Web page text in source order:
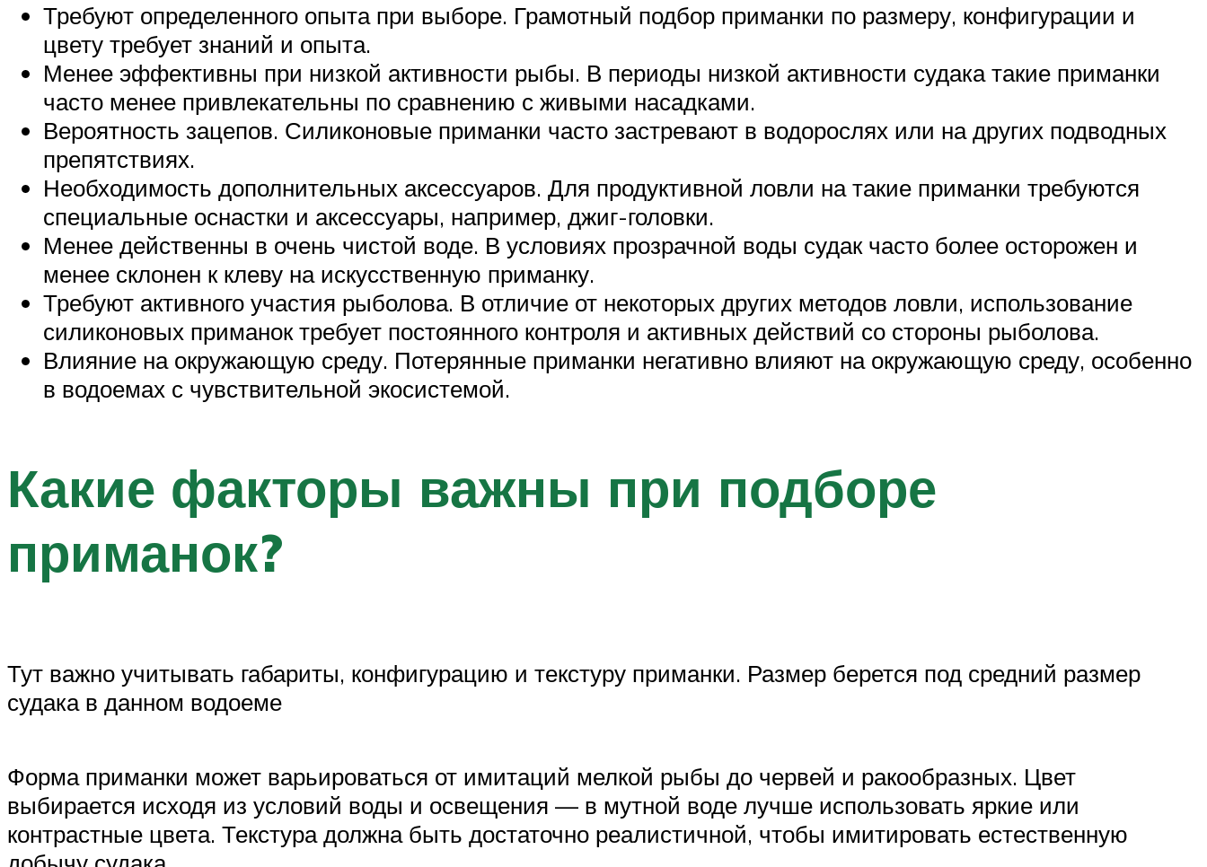
Требуют определенного опыта при выборе. Грамотный подбор приманки по размеру, конфигурации и
цвету требует знаний и опыта.
Менее эффективны при низкой активности рыбы. В периоды низкой активности судака такие приманки
часто менее привлекательны по сравнению с живыми насадками.
Вероятность зацепов. Силиконовые приманки часто застревают в водорослях или на других подводных
препятствиях.
Необходимость дополнительных аксессуаров. Для продуктивной ловли на такие приманки требуются
специальные оснастки и аксессуары, например, джиг-головки.
Менее действенны в очень чистой воде. В условиях прозрачной воды судак часто более осторожен и
менее склонен к клеву на искусственную приманку.
Требуют активного участия рыболова. В отличие от некоторых других методов ловли, использование
силиконовых приманок требует постоянного контроля и активных действий со стороны рыболова.
Влияние на окружающую среду. Потерянные приманки негативно влияют на окружающую среду, особенно
в водоемах с чувствительной экосистемой.
Какие факторы важны при подборе
приманок?
Тут важно учитывать габариты, конфигурацию и текстуру приманки. Размер берется под средний размер
судака в данном водоеме
Форма приманки может варьироваться от имитаций мелкой рыбы до червей и ракообразных. Цвет
выбирается исходя из условий воды и освещения — в мутной воде лучше использовать яркие или
контрастные цвета. Текстура должна быть достаточно реалистичной, чтобы имитировать естественную